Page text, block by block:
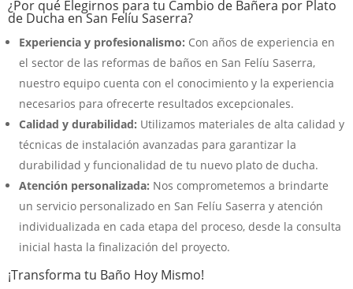
¿Por qué Elegirnos para tu Cambio de Bañera por Plato
de Ducha en San Felíu Saserra?
Experiencia y profesionalismo: Con años de experiencia en
el sector de las reformas de baños en San Felíu Saserra,
nuestro equipo cuenta con el conocimiento y la experiencia
necesarios para ofrecerte resultados excepcionales.
Calidad y durabilidad: Utilizamos materiales de alta calidad y
técnicas de instalación avanzadas para garantizar la
durabilidad y funcionalidad de tu nuevo plato de ducha.
Atención personalizada: Nos comprometemos a brindarte
un servicio personalizado en San Felíu Saserra y atención
individualizada en cada etapa del proceso, desde la consulta
inicial hasta la finalización del proyecto.
¡Transforma tu Baño Hoy Mismo!